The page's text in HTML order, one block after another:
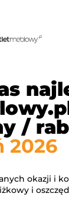
/
2026
okazji i
i